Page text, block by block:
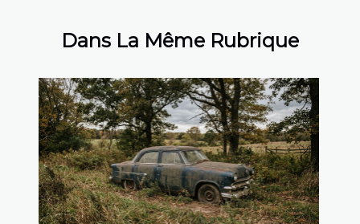
Dans La Même Rubrique